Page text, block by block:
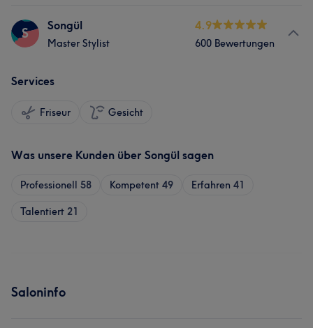
S Songül
Master Stylist
4.9
600 Bewertungen
Services
Friseur Gesicht
Was unsere Kunden über Songül sagen
Professionell 58 Kompetent 49 Erfahren 41
Talentiert 21
Saloninfo